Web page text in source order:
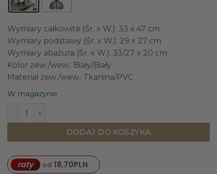
Wymiary całkowite (Śr. x W.): 33 x 47 cm
Wymiary podstawy (Śr. x W.): 29 x 27 cm
Wymiary abażura (Śr. x W.): 33/27 x 20 cm
Kolor zew./wew.: Biały/Biały
Materiał zew./wew.: Tkanina/PVC
W magazynie
ilość LAMPA STOŁOWA 4concepts Haga Transparentny
DODAJ DO KOSZYKA
raty od 18,70PLN